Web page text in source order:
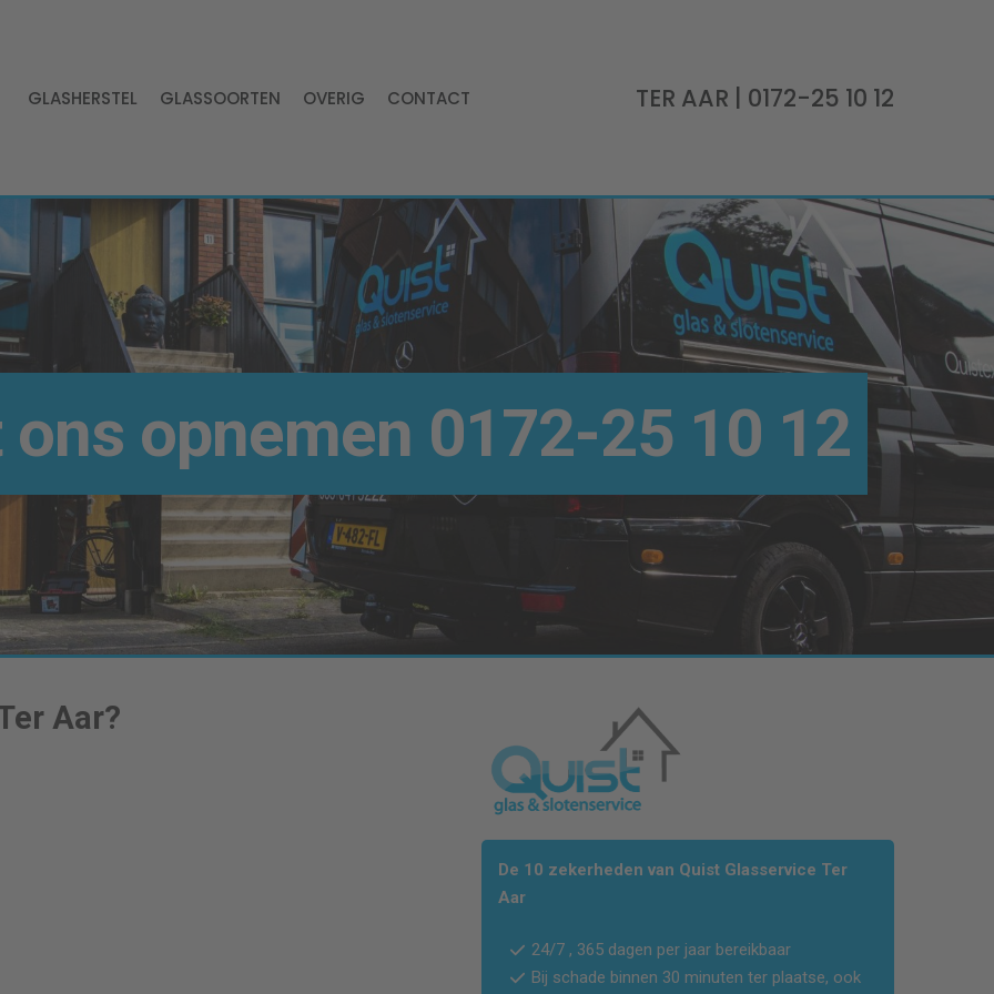
GLASHERSTEL GLASSOORTEN OVERIG CONTACT TER AAR | 0172-25 10 12
opnemen 0172-25 10 12
Aar?
De 10 zekerheden van Quist Glasservice Ter
Aar
24/7 , 365 dagen per jaar bereikbaar
Bij schade binnen 30 minuten ter plaatse, ook